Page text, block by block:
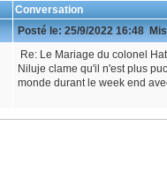
Conversation
Posté le: 25/9/2022 16:48
Re: Le Mariage du colonel
Niluje clame qu'il n'est plus
monde durant le week end